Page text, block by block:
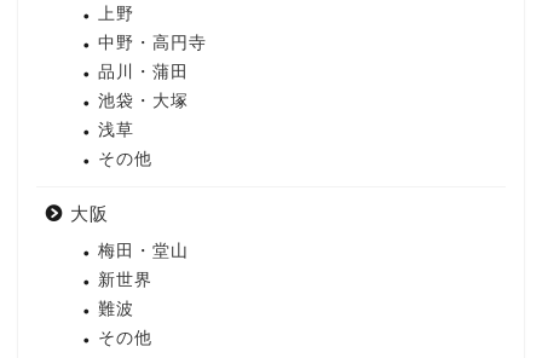
上野
中野・高円寺
品川・蒲田
池袋・大塚
浅草
その他
大阪
梅田・堂山
新世界
難波
その他